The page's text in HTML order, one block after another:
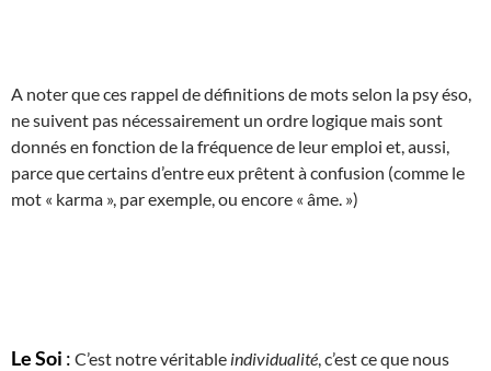
A noter que ces rappel de définitions de mots selon la psy éso,
ne suivent pas nécessairement un ordre logique mais sont
donnés en fonction de la fréquence de leur emploi et, aussi,
parce que certains d’entre eux prêtent à confusion (comme le
mot « karma », par exemple, ou encore « âme. »)
Le Soi : C’est notre véritable individualité , c’est ce que nous